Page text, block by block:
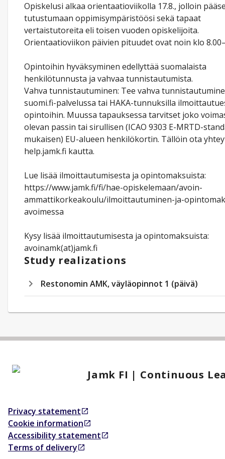
Opiskelusi alkaa orientaatioviikolla 17.8., jolloin
tutustumaan oppimisympäristöösi sekä tapaat
vertaistutoreita eli toisen vuoden opiskelijoita.
Orientaatioviikon päivien pituudet ovat noin klo
Opintoihin hyväksyminen edellyttää suomalaista
henkilötunnusta ja vahvaa tunnistautumista.
Vahva tunnistautuminen: Tee vahva
suomi.fi-palvelussa tai HAKA-tunnuksilla
opintoihin. Muussa tapauksessa tarvitset joko
olevan passin tai sirullisen (ICAO 9303 E-MRTD-
mukaisen) EU-alueen henkilökortin. Tällöin ota
help.jamk.fi kautta.
Lue lisää ilmoittautumisesta ja opintomaksuista:
https://www.jamk.fi/fi/hae-opiskelemaan/avoin-
ammattikorkeakoulu/ilmoittautuminen-ja-
avoimessa
Kysy lisää ilmoittautumisesta ja opintomaksuista:
avoinamk(at)jamk.fi
Study realizations
Restonomin AMK, väyläopinnot 1 (päivä)
Jamk FI | Continuous
Privacy statement
Opens in a new tab
Cookie information
Opens in a new tab
Accessibility statement
Opens in a new tab
Terms of delivery
Opens in a new tab